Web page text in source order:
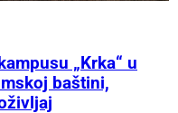
„Krka“ u
baštini,